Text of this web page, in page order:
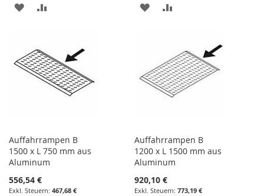
ZUR
HINZUFÜGEN
HINZUFÜGEN
ZUR
HINZUFÜGEN
HINZUFÜGEN
Auffahrrampen B
1500 x L 750 mm aus
Aluminum
556,54 €
467,68 €
Auffahrrampen B
1200 x L 1500 mm aus
Aluminum
920,10 €
773,19 €